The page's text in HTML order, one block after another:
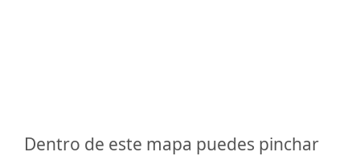
Dentro de este mapa puedes pinchar